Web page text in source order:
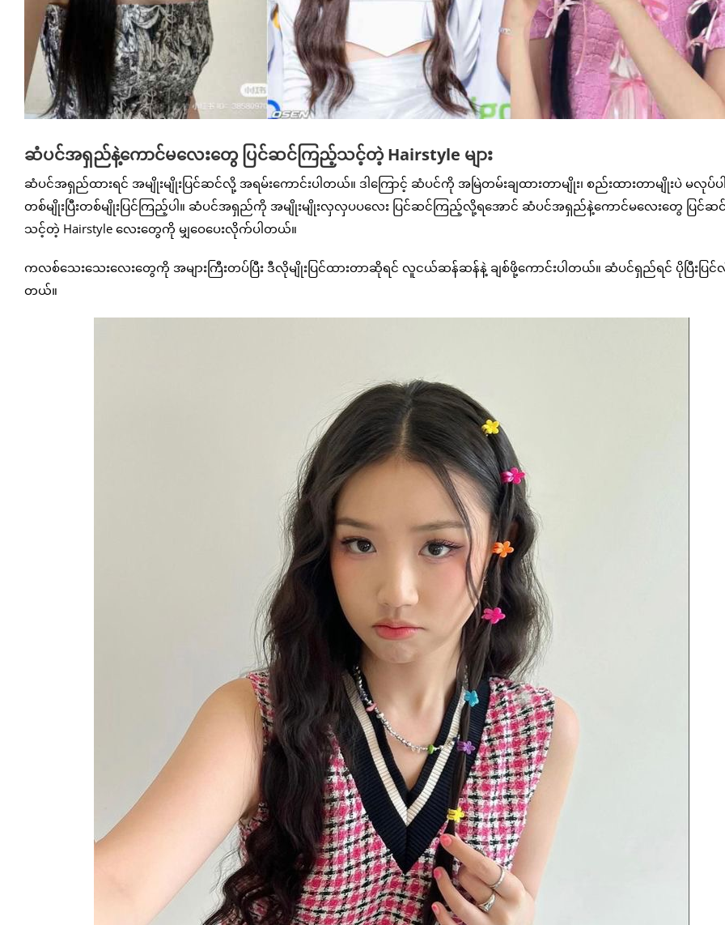
ဆံပင်အရှည်နဲ့ကောင်မလေးတွေ ပြင်ဆင်ကြည့်သင့်တဲ့ Hairstyle များ
ဆံပင်အရှည်ထားရင် အမျိုးမျိုးပြင်ဆင်လို့ အရမ်းကောင်းပါတယ်။ ဒါကြောင့် ဆံပင်ကို အမြဲတမ်းချထားတာမျိုး၊ စည်းထားတာမျိုးပဲ မလုပ်ပ
တစ်မျိုးပြီးတစ်မျိုးပြင်ကြည့်ပါ။ ဆံပင်အရှည်ကို အမျိုးမျိုးလှလှပပလေး ပြင်ဆင်ကြည့်လို့ရအောင် ဆံပင်အရှည်နဲ့ကောင်မလေးတွေ ပြင်
သင့်တဲ့ Hairstyle လေးတွေကို မျှဝေပေးလိုက်ပါတယ်။
ကလစ်သေးသေးလေးတွေကို အများကြီးတပ်ပြီး ဒီလိုမျိုးပြင်ထားတာဆိုရင် လူငယ်ဆန်ဆန်နဲ့ ချစ်ဖို့ကောင်းပါတယ်။ ဆံပင်ရှည်ရင် ပိုပြီးပြ
တယ်။